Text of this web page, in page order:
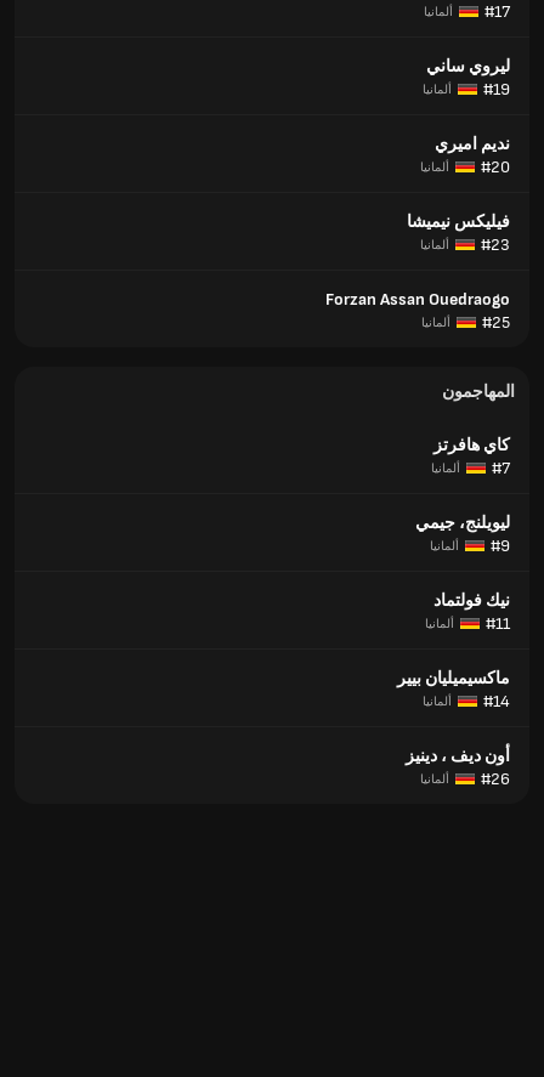
#17
ألمانيا
ليروي ساني
#19
ألمانيا
نديم اميري
#20
ألمانيا
فيليكس نيميشا
#23
ألمانيا
Forzan Assan Ouedraogo
#25
ألمانيا
المهاجمون
كاي هافرتز
#7
ألمانيا
ليويلنج، جيمي
#9
ألمانيا
نيك فولتماد
#11
ألمانيا
ماكسيميليان بيير
#14
ألمانيا
أون ديف ، دينيز
#26
ألمانيا